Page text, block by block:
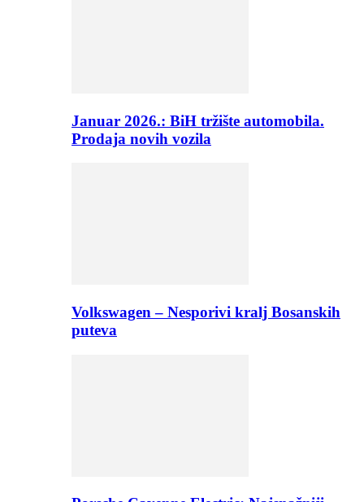
Januar 2026.: BiH tržište automobila.
Prodaja novih vozila
Volkswagen – Nesporivi kralj Bosanskih
puteva